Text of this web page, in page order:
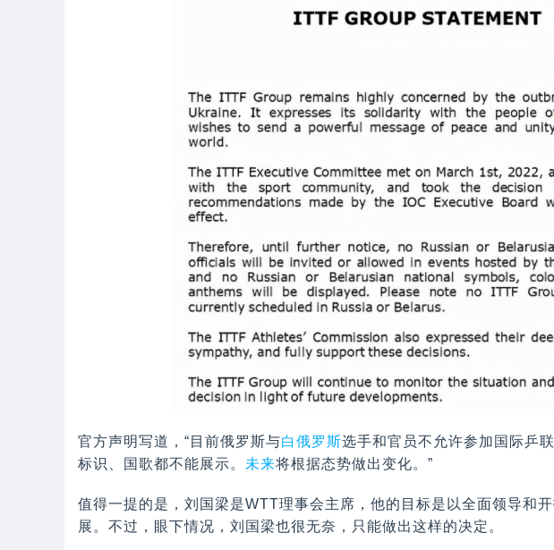
官方声明写道，“目前俄罗斯与白俄罗斯选手和官员不允许参加国际乒
标识、国歌都不能展示。 未来将根据态势做出变化。”
值得一提的是，刘国梁是WTT理事会主席，他的目标是以全面领导和
展。不过，眼下情况，刘国梁也很无奈，只能做出这样的决定。